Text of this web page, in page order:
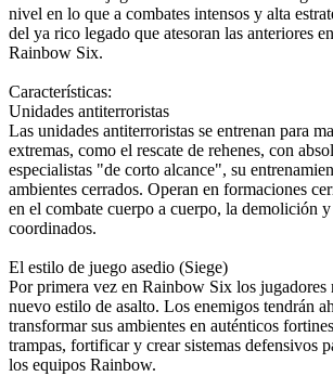
nivel en lo que a combates intensos y alta
del ya rico legado que atesoran las anteriores
Rainbow Six.
Características:
Unidades antiterroristas
Las unidades antiterroristas se entrenan para
extremas, como el rescate de rehenes, con
especialistas "de corto alcance", su
ambientes cerrados. Operan en formaciones
en el combate cuerpo a cuerpo, la demolición y
coordinados.
El estilo de juego asedio (Siege)
Por primera vez en Rainbow Six los jugadores
nuevo estilo de asalto. Los enemigos tendrán
transformar sus ambientes en auténticos
trampas, fortificar y crear sistemas defensivos
los equipos Rainbow.